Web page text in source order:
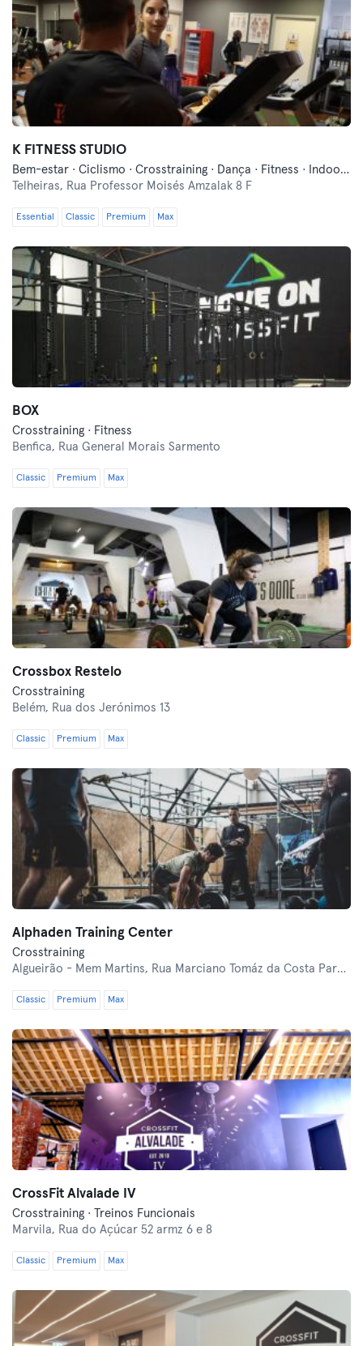
K FITNESS STUDIO
Bem-estar · Ciclismo · Crosstraining · Dança · Fitness · Indoor Cycling · Luta Livre · Pilates · Treino Militar · Treinos Funcionais · Yoga
Telheiras, Rua Professor Moisés Amzalak 8 F
Essential Classic Premium Max
BOX
Crosstraining · Fitness
Benfica, Rua General Morais Sarmento
Classic Premium Max
Crossbox Restelo
Crosstraining
Belém, Rua dos Jerónimos 13
Classic Premium Max
Alphaden Training Center
Crosstraining
Algueirão - Mem Martins, Rua Marciano Tomáz da Costa Parque AIG, Armazém 8
Classic Premium Max
CrossFit Alvalade IV
Crosstraining · Treinos Funcionais
Marvila, Rua do Açúcar 52 armz 6 e 8
Classic Premium Max